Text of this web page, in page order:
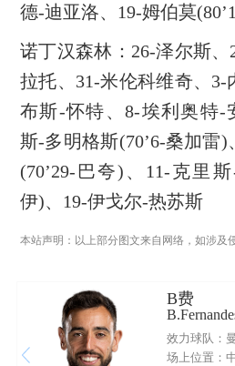
德-迪亚洛、19-姆伯莫
诺丁汉森林：26-泽尔斯
拉托、31-米伦科维奇、3-
布斯-怀特、8-埃利奥特-
斯-多明格斯(70’6-桑加雷
(70’29-巴夸)、11-克里
伊)、19-伊戈尔-热苏斯
本站声明：以上部分图文来自网络，如涉及
B费
效力球队：
场上位置：